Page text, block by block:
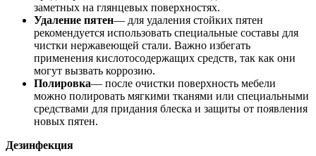
заметных на глянцевых поверхностях.
Удаление пятен— для удаления стойких пятен
рекомендуется использовать специальные составы для
чистки нержавеющей стали. Важно избегать
применения кислотосодержащих средств, так как они
могут вызвать коррозию.
Полировка— после очистки поверхность мебели
можно полировать мягкими тканями или специальными
средствами для придания блеска и защиты от появления
новых пятен.
Дезинфекция